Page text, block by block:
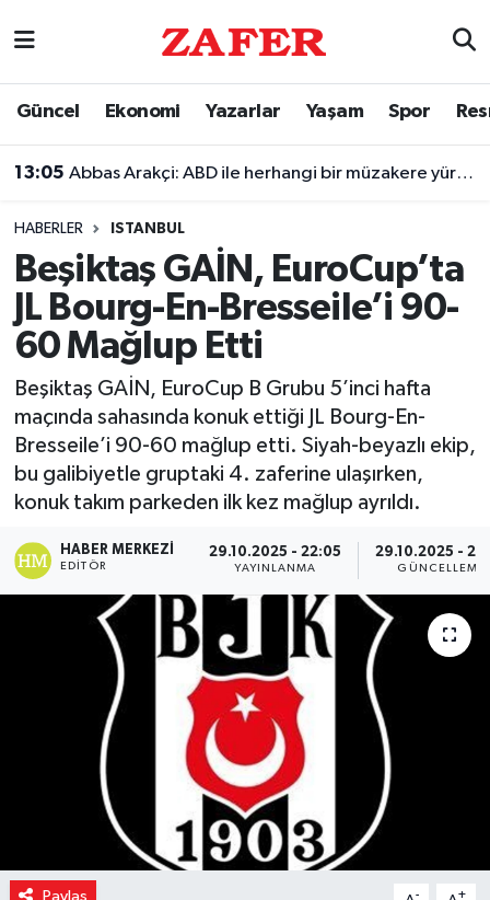
Güncel Ekonomi Yazarlar Yaşam Spor
13:05 Abbas Arakçi: ABD ile herhangi bir müzakere yürütmüyoruz
HABERLER ISTANBUL
Beşiktaş GAİN, EuroCup’ta
JL Bourg-En-Bresseile’i 90-
60 Mağlup Etti
Beşiktaş GAİN, EuroCup B Grubu 5’inci hafta
maçında sahasında konuk ettiği JL Bourg-En-
Bresseile’i 90-60 mağlup etti. Siyah-beyazlı ekip,
bu galibiyetle gruptaki 4. zaferine ulaşırken,
konuk takım parkeden ilk kez mağlup ayrıldı.
HABER MERKEZI
EDITÖR
29.10.2025 - 22:05
YAYINLANMA
29.10.2025 -
GÜNCELLEME
Paylaş - +
Nöbetçi Eczaneler
Trafik Durumu
Süper Lig Puan Durumu ve Fikstür
Tüm Manşetler
Son Dakika Haberleri
Haber Arşivi